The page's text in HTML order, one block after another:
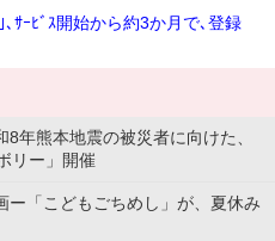
､ｻｰﾋﾞｽ開始から約3か月で､登録
年熊本地震の被災者に向けた、
リー」開催
ー「こどもごちめし」が、夏休み